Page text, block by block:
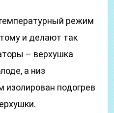
режим
и делают так
– верхушка
а низ
изолирован подогрев